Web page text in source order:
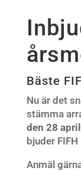
Bäste
Nu är det
stämma
den 28
bjuder
Anmäl